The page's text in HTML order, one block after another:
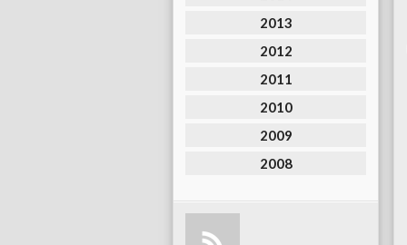
2013
2012
2011
2010
2009
2008